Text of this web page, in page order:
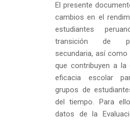
El presente
cambios en el
estudiantes
transición de
secundaria, así
que contribuyen a la
eficacia escolar
grupos de
del tiempo. Para
datos de la